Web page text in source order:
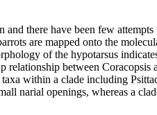
there have been few attempts
are mapped onto the
of the hypotarsus
relationship between Coracopsis
within a clade including
narial openings, whereas a